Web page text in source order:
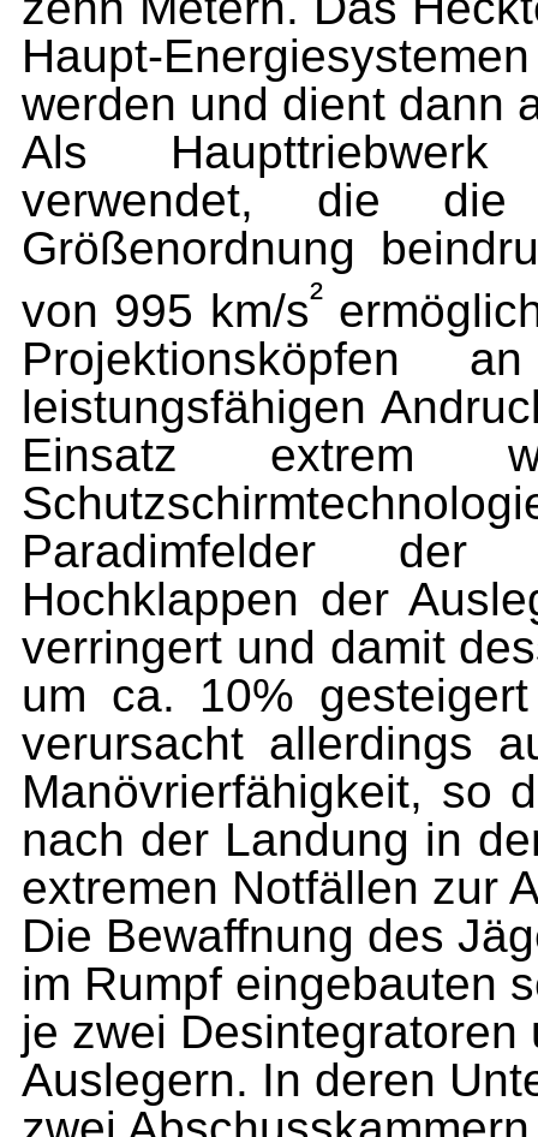
Haupt-
werden und dient dann
Als Haupttriebwerk
verwendet, die
Größenordnung
von 995 km/s²
Projektionsköpfen
leistungsfähigen
Einsatz extrem
Paradimfelder der
Hochklappen der
verringert und damit
um ca. 10%
verursacht allerdings
Manövrierfähigkeit, so
nach der Landung in
extremen Notfällen zur
Die Bewaffnung des
im Rumpf eingebauten
je zwei
Auslegern. In deren